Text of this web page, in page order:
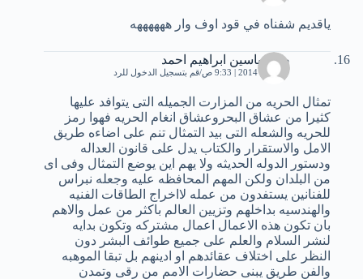
ياقديم شفناه في قود اوف وار ههههههه
صابر ياسين ابراهيم احمد
27 يناير، 2014 | 9:33 ص قم بتسجيل الدخول للرد
تمثال الحريه من المزارت الجميله التى يتوافد عليها
كثيرا من عشاق البحروعشاق انغام الحريه فهوا رمز
للحريه والشعله التى بيد التمثال تنم على اضاءه طريق
الامل والاستقرار والكتاب يدل على قانون العداله
ودستور الدوله الحديثه ولا يهم اين يوضع التمثال وفى اى
من البلدان ولكن المهم المحافظه عليه وجعله نبراس
للفنانين يستفدون من عمله لااخراج الطاقات الفنيه
والهندسيه بداخلهم وتزيين العالم باكثر من عمل والاهم
بان تكون هذه الاعمال اعمال مشتركه وتكون بدايه
لنشر السلام والعلم على جميع طوائف البشر دون
النظر على اختلاف عقائدهم او ادينهم بل تبقا الموهبه
والفن طريق يبنى حضارات الامم من رقى وتمدن